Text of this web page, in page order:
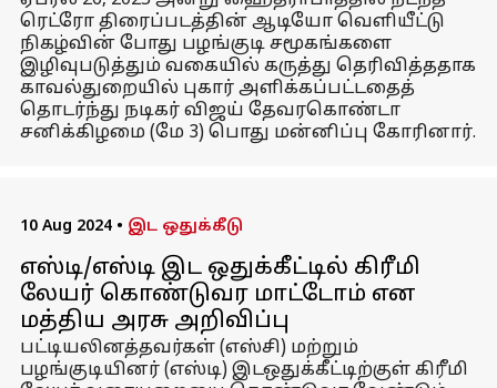
ரெட்ரோ திரைப்படத்தின் ஆடியோ வெளியீட்டு
நிகழ்வின் போது பழங்குடி சமூகங்களை
இழிவுபடுத்தும் வகையில் கருத்து தெரிவித்ததாக
காவல்துறையில் புகார் அளிக்கப்பட்டதைத்
தொடர்ந்து நடிகர் விஜய் தேவரகொண்டா
சனிக்கிழமை (மே 3) பொது மன்னிப்பு கோரினார்.
10 Aug 2024 • இட ஒதுக்கீடு
எஸ்டி/எஸ்டி இட ஒதுக்கீட்டில் கிரீமி
லேயர் கொண்டுவர மாட்டோம் என
மத்திய அரசு அறிவிப்பு
பட்டியலினத்தவர்கள் (எஸ்சி) மற்றும்
பழங்குடியினர் (எஸ்டி) இடஒதுக்கீட்டிற்குள் கிரீமி